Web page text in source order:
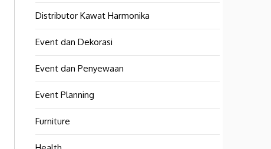
Distributor Kawat Harmonika
Event dan Dekorasi
Event dan Penyewaan
Event Planning
Furniture